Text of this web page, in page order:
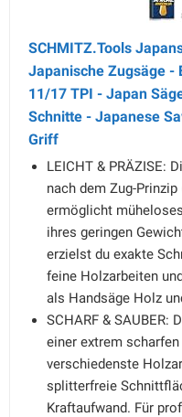
SCHMITZ.Tools
Japanische Zugsäge -
11/17 TPI - Japan
Schnitte - Japanese
Griff
LEICHT & PRÄZISE:
nach dem Zug-
ermöglicht
ihres geringen
erzielst du exakte
feine Holzarbeiten
als Handsäge Holz
SCHARF & SAUBER:
einer extrem
verschiedenste
splitterfreie
Kraftaufwand. Für